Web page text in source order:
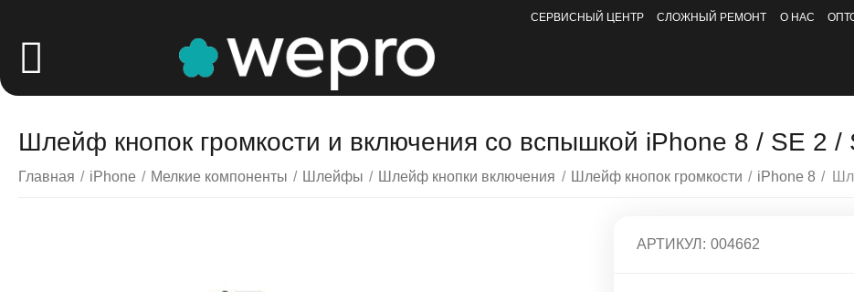
СЕРВИСНЫЙ ЦЕНТР СЛОЖНЫЙ РЕМОНТ О НАС
Шлейф кнопок громкости и включения со вспышкой iPhone 8 / SE 2 /
Главная / iPhone / Мелкие компоненты / Шлейфы / Шлейф кнопки включения / Шлейф кнопок громкости / iPhone 8 /
АРТИКУЛ: 004662